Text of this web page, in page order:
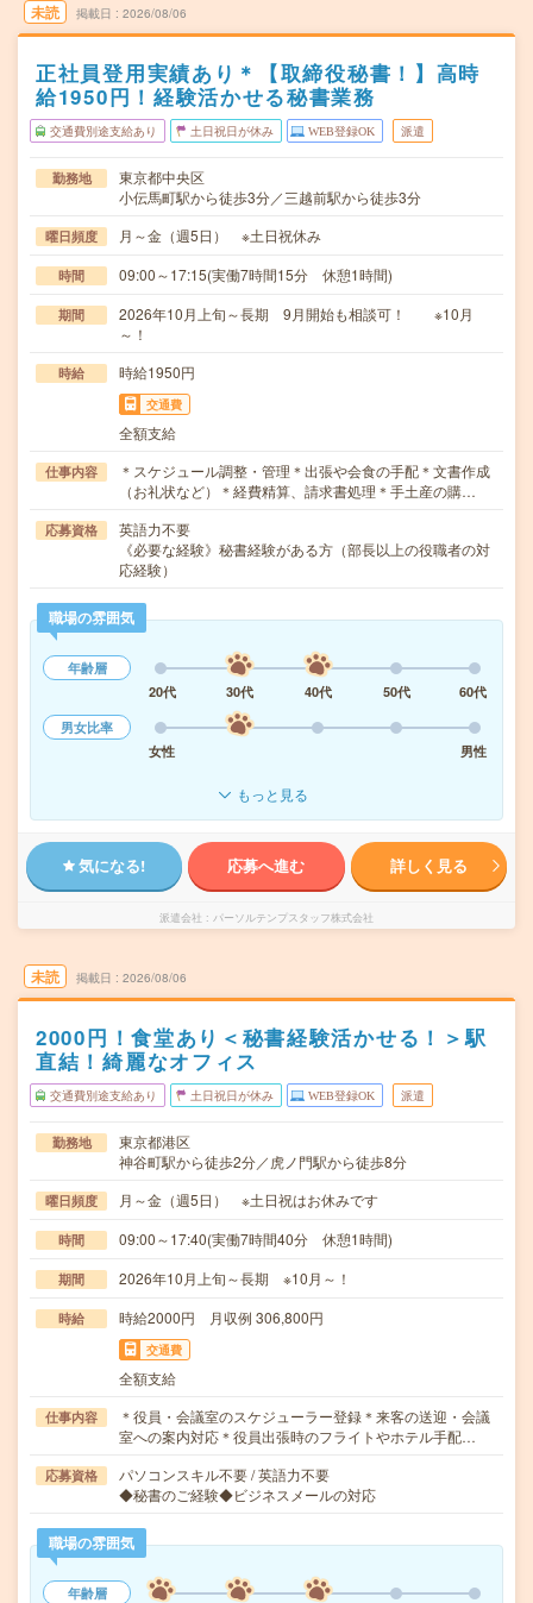
未読 掲載日 2026/08/06
正社員登用実績あり＊【取締役秘書！】高時
給1950円！経験活かせる秘書業務
交通費別途支給あり 土日祝日が休み WEB登録OK 派遣
勤務地
東京都中央区
小伝馬町駅から徒歩3分／三越前駅から徒歩3分
曜日頻度 月～金（週5日） ※土日祝休み
時間 09:00～17:15(実働7時間15分 休憩1時間)
期間
2026年10月上旬～長期 9月開始も相談可！ ※10月
～！
時給 時給1950円
交通費
全額支給
仕事内容
＊スケジュール調整・管理＊出張や会食の手配＊文書作成
（お礼状など）＊経費精算、請求書処理＊手土産の購…
応募資格
英語力不要
《必要な経験》秘書経験がある方（部長以上の役職者の対
応経験）
職場の雰囲気
年齢層
20代
30代 40代 50代
60代
男女比率
女性
男性
もっと見る
気になる! 応募へ進む 詳しく見る
派遣会社 パーソルテンプスタッフ株式会社
未読 掲載日 2026/08/06
2000円！食堂あり＜秘書経験活かせる！＞駅
直結！綺麗なオフィス
交通費別途支給あり 土日祝日が休み WEB登録OK 派遣
勤務地
東京都港区
神谷町駅から徒歩2分／虎ノ門駅から徒歩8分
曜日頻度 月～金（週5日） ※土日祝はお休みです
時間 09:00～17:40(実働7時間40分 休憩1時間)
期間 2026年10月上旬～長期 ※10月～！
時給 時給2000円 月収例 306,800円
交通費
全額支給
仕事内容
＊役員・会議室のスケジューラー登録＊来客の送迎・会議
室への案内対応＊役員出張時のフライトやホテル手配…
応募資格
パソコンスキル不要 / 英語力不要
◆秘書のご経験◆ビジネスメールの対応
職場の雰囲気
年齢層